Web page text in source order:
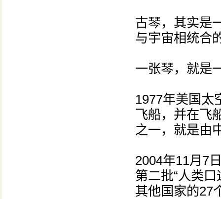
古琴，其实是
与宇宙相统合
一张琴，就是
1977年美国太
飞船，并在飞
之一，就是由
2004年11月7
第二批“人类
其他国家的27